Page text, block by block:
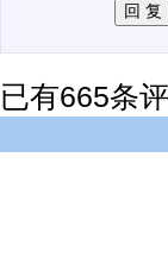
已有665条